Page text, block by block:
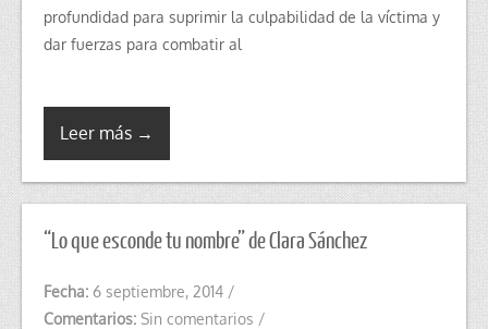
profundidad para suprimir la culpabilidad de la víctima y
dar fuerzas para combatir al
Leer más →
“Lo que esconde tu nombre” de Clara Sánchez
Fecha: 6 septiembre, 2014 /
Comentarios: Sin comentarios /